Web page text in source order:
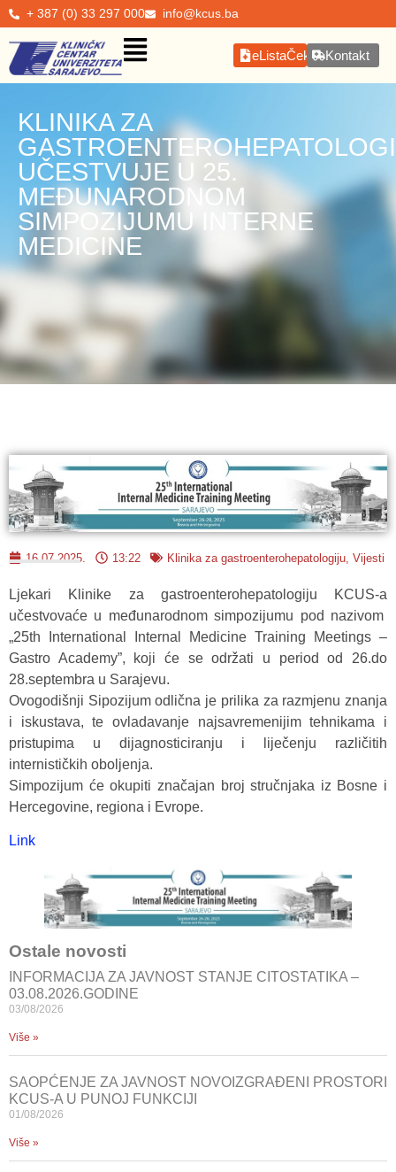
+ 387 (0) 33 297 000 info@kcus.ba
eListaČekanjaKontakt
KLINIKA ZA
UČESTVUJE U 25.
MEĐUNARODNOM
SIMPOZIJUMU INTERNE
MEDICINE
16.07.2025. 13:22 Klinika za gastroenterohepatologiju Vijesti
Ljekari Klinike za gastroenterohepatologiju KCUS-a
učestvovaće u međunarodnom simpozijumu pod nazivom
„25th International Internal Medicine Training Meetings –
Gastro Academy”, koji će se održati u period od 26.do
28.septembra u Sarajevu.
Ovogodišnji Sipozijum odlična je prilika za razmjenu znanja
i iskustava, te ovladavanje najsavremenijim tehnikama i
pristupima u dijagnosticiranju i liječenju različitih
internističkih oboljenja.
Simpozijum će okupiti značajan broj stručnjaka iz Bosne i
Hercegovine, regiona i Evrope.
Link
Ostale novosti
INFORMACIJA ZA JAVNOST STANJE CITOSTATIKA –
03.08.2026.GODINE
03/08/2026
Više »
SAOPĆENJE ZA JAVNOST NOVOIZGRAĐENI PROSTORI
KCUS-A U PUNOJ FUNKCIJI
01/08/2026
Više »